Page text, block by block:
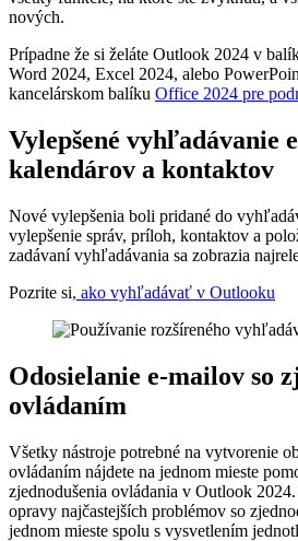
nových.
Prípadne že si želáte Outlook 2024 v
Word 2024, Excel 2024, alebo
kancelárskom balíku Office 2024 pre
Vylepšené vyhľadávanie
kalendárov a kontaktov
Nové vylepšenia boli pridané do
vylepšenie správ, príloh, kontaktov a
zadávaní vyhľadávania sa zobrazia
Pozrite si, ako vyhľadávať v Outlooku
Odosielanie e-mailov so
ovládaním
Všetky nástroje potrebné na vytvorenie
ovládaním nájdete na jednom mieste
zjednodušenia ovládania v Outlook 2024.
opravy najčastejších problémov so
jednom mieste spolu s vysvetlením